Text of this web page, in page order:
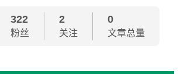
322
粉丝
2
关注
0
文章总量